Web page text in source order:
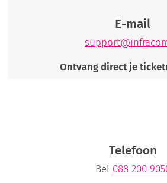
E-mail
Ontvang direct je
Telefoon
Bel 088 200